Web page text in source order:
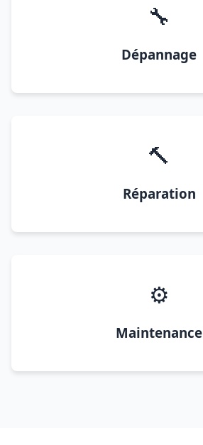
🔧
Dépannage
🔨
Réparation
⚙️
Maintenance